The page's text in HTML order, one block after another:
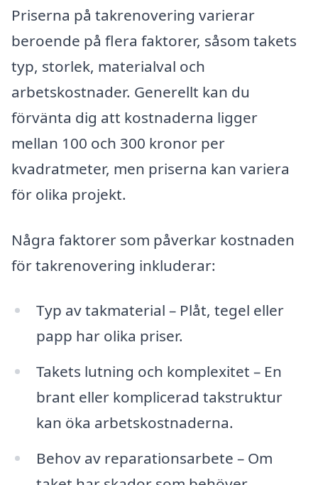
Priserna på takrenovering varierar
beroende på flera faktorer, såsom takets
typ, storlek, materialval och
arbetskostnader. Generellt kan du
förvänta dig att kostnaderna ligger
mellan 100 och 300 kronor per
kvadratmeter, men priserna kan variera
för olika projekt.
Några faktorer som påverkar kostnaden
för takrenovering inkluderar:
Typ av takmaterial – Plåt, tegel eller
papp har olika priser.
Takets lutning och komplexitet – En
brant eller komplicerad takstruktur
kan öka arbetskostnaderna.
Behov av reparationsarbete – Om